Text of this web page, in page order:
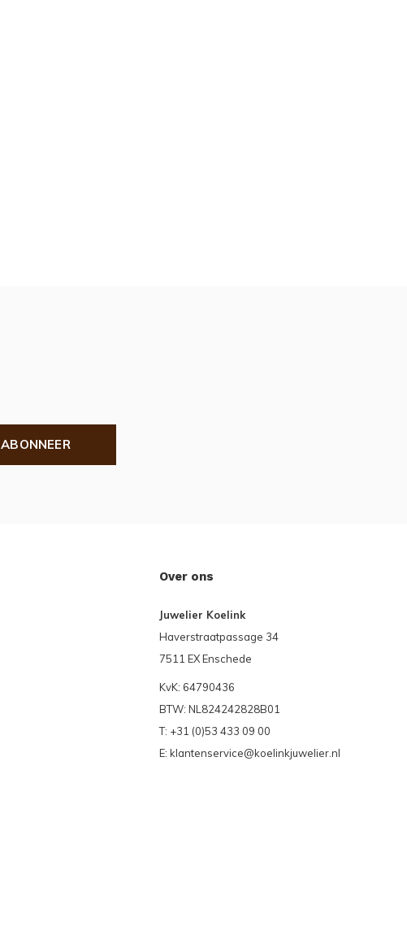
ABONNEER
Over ons
Juwelier Koelink
Haverstraatpassage 34
7511 EX Enschede
KvK: 64790436
BTW: NL824242828B01
T: +31 (0)53 433 09 00
E: klantenservice@koelinkjuwelier.nl